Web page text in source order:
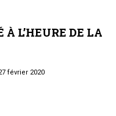
À L’HEURE DE LA
février 2020